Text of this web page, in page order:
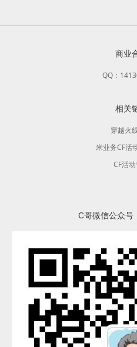
商业
QQ：
相关
穿越火
米业务CF活
CF活
C哥微信公众号